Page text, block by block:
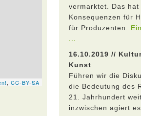
vermarktet. Das hat
Konsequenzen für
für Produzenten.
16.10.2019 //
Kunst
Führen wir die
die Bedeutung des
21. Jahrhundert
inzwischen agiert